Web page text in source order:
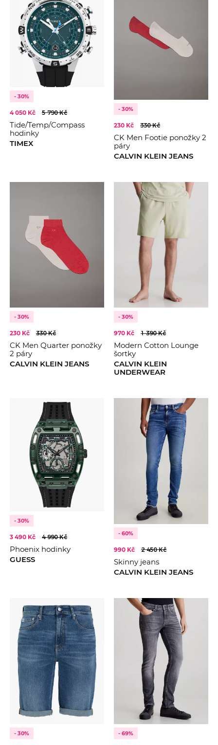
- 30%
4 050 Kč 5 790 Kč
Tide/Temp/Compass
hodinky
TIMEX
- 30%
230 Kč 330 Kč
CK Men Footie ponožky 2
páry
CALVIN KLEIN JEANS
- 30%
230 Kč 330 Kč
CK Men Quarter ponožky
2 páry
CALVIN KLEIN JEANS
- 30%
970 Kč 1 390 Kč
Modern Cotton Lounge
šortky
CALVIN KLEIN
UNDERWEAR
- 30%
3 490 Kč 4 990 Kč
Phoenix hodinky
GUESS
- 60%
990 Kč 2 450 Kč
Skinny jeans
CALVIN KLEIN JEANS
- 30% - 69%